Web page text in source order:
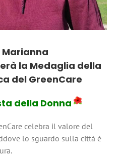
Marianna
la Medaglia della
del GreenCare
della Donna
celebra il valore del
lo sguardo sulla città è